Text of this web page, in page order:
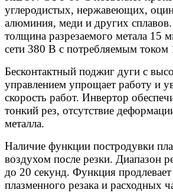
углеродистых, нержавеющих,
алюминия, меди и других
толщина разрезаемого метала 15
сети 380 В с потребляемым током
Бесконтактный поджиг дуги с
управлением упрощает работу и
скорость работ. Инвертор
тонкий рез, отсутствие
металла.
Наличие функции постродувки
воздухом после резки. Диапазон
до 20 секунд. Функция
плазменного резака и расходных